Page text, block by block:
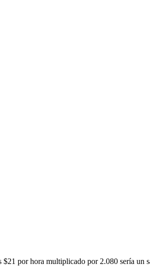
$21 por hora multiplicado por 2.080 sería un